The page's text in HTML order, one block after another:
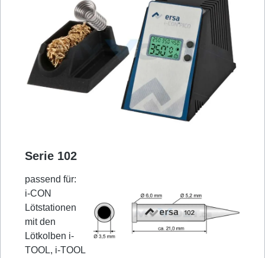
Serie 102
passend für:
i-CON
Lötstationen
mit den
Lötkolben i-
TOOL, i-TOOL